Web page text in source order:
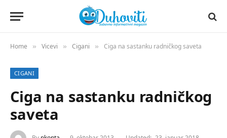
Home » Vicevi » Cigani » Ciga na sastanku radničkog saveta
CIGANI
Ciga na sastanku radničkog
saveta